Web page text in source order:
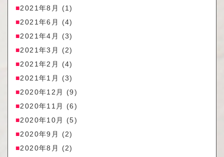
2021年8月
(1)
2021年6月
(4)
2021年4月
(3)
2021年3月
(2)
2021年2月
(4)
2021年1月
(3)
2020年12月
(9)
2020年11月
(6)
2020年10月
(5)
2020年9月
(2)
2020年8月
(2)